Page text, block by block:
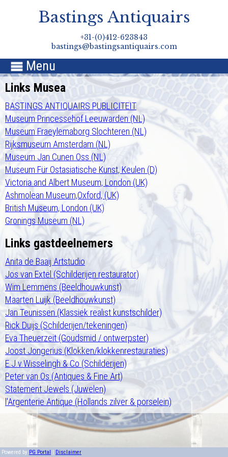
Bastings Antiquairs
+31-(0)412-623843
bastings@bastingsantiquairs.com
 Menu
Links Musea
BASTINGS ANTIQUAIRS PUBLICITEIT
Museum Princessehof Leeuwarden (NL)
Museum Fraeylemaborg Slochteren (NL)
Rijksmuseum Amsterdam (NL)
Museum Jan Cunen Oss (NL)
Museum Für Ostasiatische Kunst, Keulen (D)
Victoria and Albert Museum, London (UK)
Ashmolean Museum,Oxford, (UK)
British Museum, London (UK)
Gronings Museum (NL)
Links gastdeelnemers
Anita de Baaij Artstudio
Jos van Extel (Schilderijen restaurator)
Wim Lemmens (Beeldhouwkunst)
Maarten Luijk (Beeldhouwkunst)
Jan Teunissen (Klassiek realist kunstschilder)
Rick Duijs (Schilderijen/tekeningen)
Eva Theuerzeit (Goudsmid / ontwerpster)
Joost Jongerius (Klokken/klokkenrestauraties)
E.J.v.Wisselingh & Co (Schilderijen)
Peter van Os (Antiques & Fine Art)
Statement Jewels (Juwelen)
l'Argenterie Antique (Hollands zilver & porselein)
Powered by PG Portal | Disclaimer